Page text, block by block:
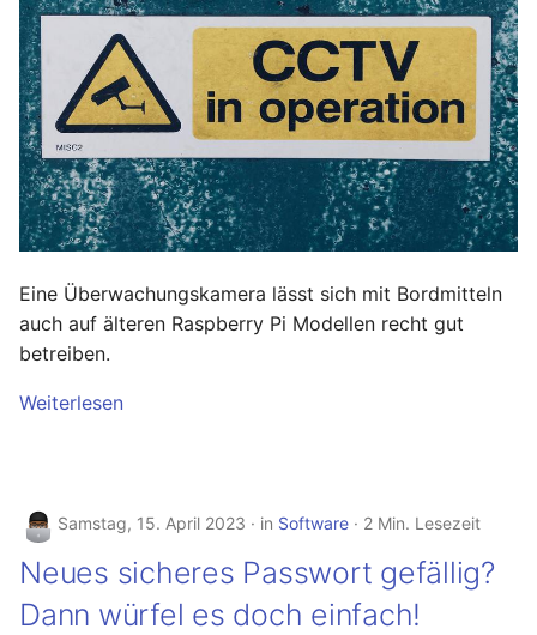
Eine Überwachungskamera lässt sich mit Bordmitteln
auch auf älteren Raspberry Pi Modellen recht gut
betreiben.
Weiterlesen
Samstag, 15. April 2023 in Software 2 Min. Lesezeit
Neues sicheres Passwort gefällig?
Dann würfel es doch einfach!